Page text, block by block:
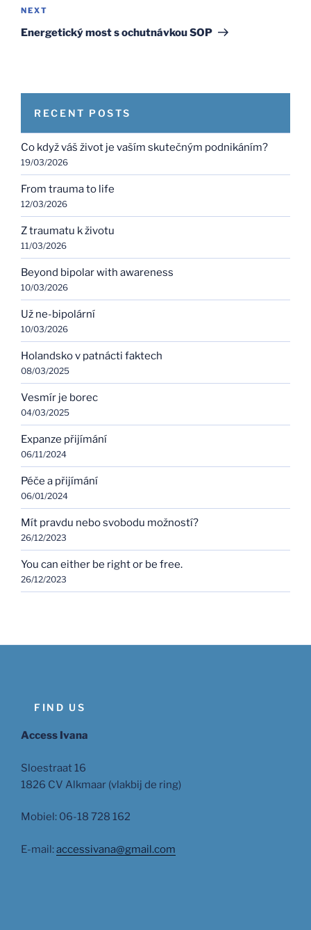
Next
Post
NEXT
Energetický most s ochutnávkou SOP
RECENT POSTS
Co když váš život je vaším skutečným podnikáním?
19/03/2026
From trauma to life
12/03/2026
Z traumatu k životu
11/03/2026
Beyond bipolar with awareness
10/03/2026
Už ne-bipolární
10/03/2026
Holandsko v patnácti faktech
08/03/2025
Vesmír je borec
04/03/2025
Expanze přijímání
06/11/2024
Péče a přijímání
06/01/2024
Mít pravdu nebo svobodu možností?
26/12/2023
You can either be right or be free.
26/12/2023
FIND US
Access Ivana
Sloestraat 16
1826 CV Alkmaar (vlakbij de ring)
Mobiel: 06-18 728 162
E-mail:accessivana@gmail.com